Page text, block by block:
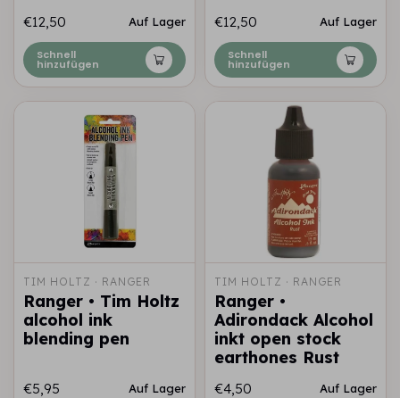
€12,50 Auf Lager
Schnell
hinzufügen
€12,50 Auf Lager
Schnell
hinzufügen
TIM HOLTZ · RANGER
Ranger • Tim Holtz
alcohol ink
blending pen
€5,95 Auf Lager
TIM HOLTZ · RANGER
Ranger •
Adirondack Alcohol
inkt open stock
earthones Rust
€4,50 Auf Lager